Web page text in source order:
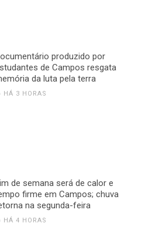
produzido por
de Campos resgata
da luta pela terra
HÁ 3 HORAS
de semana será de calor e
firme em Campos; chuva
na segunda-feira
HÁ 4 HORAS